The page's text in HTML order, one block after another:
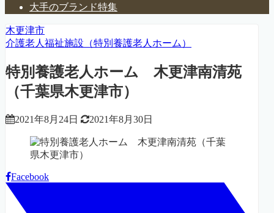
大手のブランド特集
木更津市
介護老人福祉施設（特別養護老人ホーム）
特別養護老人ホーム 木更津南清苑
（千葉県木更津市）
2021年8月24日 2021年8月30日
Facebook